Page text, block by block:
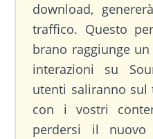
download,
traffico. Questo
brano raggiunge
interazioni su
utenti saliranno sul
con i vostri
perdersi il nuovo